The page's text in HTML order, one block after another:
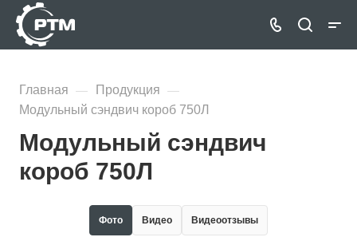
Главная — Продукция —
Модульный сэндвич короб 750Л
Модульный сэндвич
короб 750Л
Фото Видео Видеоотзывы